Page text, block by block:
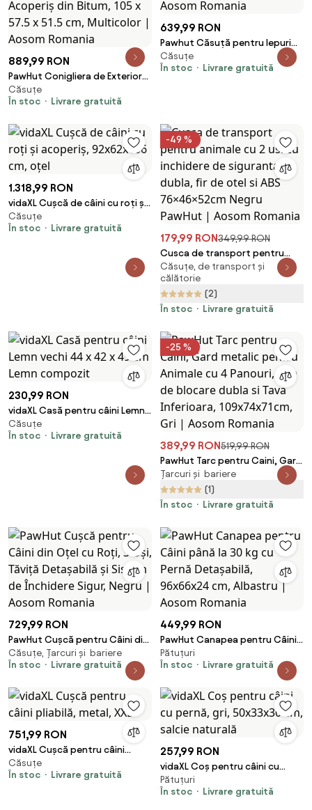
889,99 RON
PawHut Conigliera de Exterior
cu Casă, Zonă de Alergare și
Tavă, Cușcă pentru Iepuri din
Acoperiș din Bitum, 105 x 57.5 x
51.5 cm, Multicolor | Aosom
Romania
Căsuțe
În stoc
Livrare gratuită
639,99 RON
Pawhut Căsuță pentru Iepuri
cu Sticlă de Apă, Cușcă cu 2 Uși
pentru Porcușori de Guineea,
Căsuțe
În stoc
Livrare gratuită
1.318,99 RON
vidaXL Cușcă de câini cu roți și
acoperiș, 92x62x106 cm, oțel
Căsuțe
În stoc
Livrare gratuită
-49 %
179,99 RON349,99 RON
Cusca de transport pentru
animale cu 2 usi cu inchidere de
siguranta dubla, fir de otel si
ABS 76×46×52cm Negru PawHut
| Aosom Romania
Căsuțe, de transport și
călătorie
(2)
În stoc
Livrare gratuită
230,99 RON
vidaXL Casă pentru câini Lemn
vechi 44 x 42 x 49 cm Lemn
compozit
Căsuțe
În stoc
Livrare gratuită
-25 %
389,99 RON519,99 RON
PawHut Tarc pentru Caini, Gard
metalic pentru Animale cu 4
Panouri, Usa de blocare dubla si
Tava Inferioara, 109x74x71cm,
Țarcuri și bariere
(1)
În stoc
Livrare gratuită
729,99 RON
PawHut Cușcă pentru Câini din
Oțel cu Roți, 3 Uși, Tăviță
Detașabilă și Sistem de
Închidere Sigur, Negru | Aosom
Romania
Căsuțe, Țarcuri și bariere
În stoc
Livrare gratuită
449,99 RON
PawHut Canapea pentru Câini
până la 30 kg cu Pernă
Detașabilă, 96x66x24 cm,
Pătuțuri
În stoc
Livrare gratuită
751,99 RON
vidaXL Cușcă pentru câini
pliabilă, metal, XXL
Căsuțe
În stoc
Livrare gratuită
257,99 RON
vidaXL Coș pentru câini cu
pernă, gri, 50x33x30 cm, salcie
naturală
Pătuțuri
În stoc
Livrare gratuită